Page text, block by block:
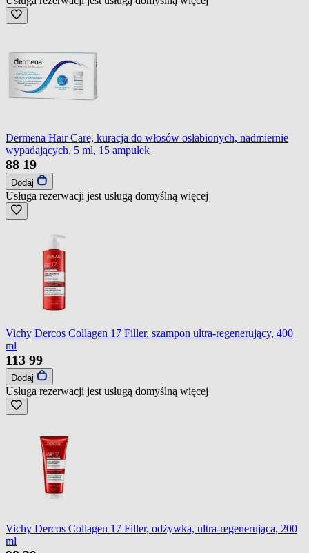
Dermena Hair Care, kuracja do włosów osłabionych, nadmiernie
wypadających, 5 ml, 15 ampułek
88 19
Dodaj
Usługa rezerwacji jest usługą domyślną więcej
Vichy Dercos Collagen 17 Filler, szampon ultra-regenerujący, 400
ml
113 99
Dodaj
Usługa rezerwacji jest usługą domyślną więcej
Vichy Dercos Collagen 17 Filler, odżywka, ultra-regenerująca, 200
ml